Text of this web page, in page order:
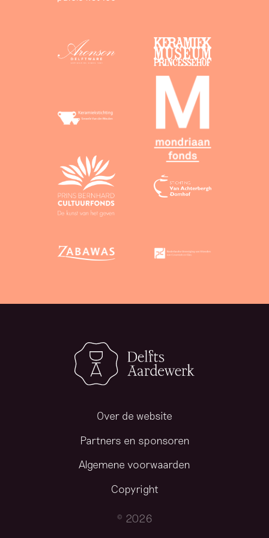
Over de website
Partners en sponsoren
Algemene voorwaarden
Copyright
© 2026